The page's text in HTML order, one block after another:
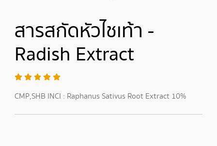
สารสกัดหัวไชเท้า -
Radish Extract
CMP,SHB INCI : Raphanus Sativus Root Extract 10%